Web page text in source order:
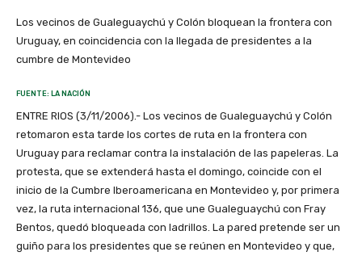
Los vecinos de Gualeguaychú y Colón bloquean la frontera con
Uruguay, en coincidencia con la llegada de presidentes a la
cumbre de Montevideo
FUENTE: LA NACIÓN
ENTRE RIOS (3/11/2006).- Los vecinos de Gualeguaychú y Colón
retomaron esta tarde los cortes de ruta en la frontera con
Uruguay para reclamar contra la instalación de las papeleras. La
protesta, que se extenderá hasta el domingo, coincide con el
inicio de la Cumbre Iberoamericana en Montevideo y, por primera
vez, la ruta internacional 136, que une Gualeguaychú con Fray
Bentos, quedó bloqueada con ladrillos. La pared pretende ser un
guiño para los presidentes que se reúnen en Montevideo y que,